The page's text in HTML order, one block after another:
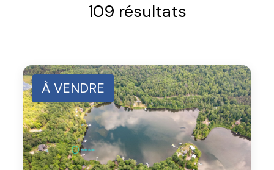
109 résultats
À VENDRE